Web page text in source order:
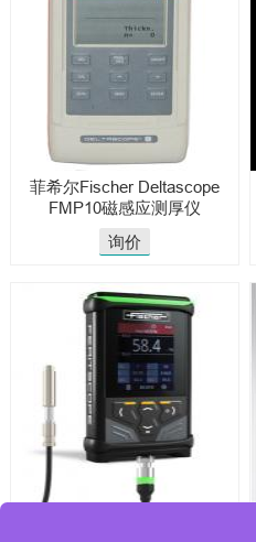
菲希尔Fischer Deltascope
FMP10磁感应测厚仪
询价